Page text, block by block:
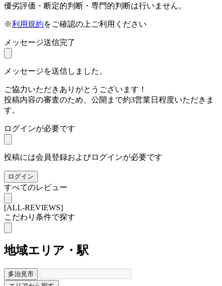
優劣評価・断定的判断・専門的判断は行いません。
※利用規約をご確認の上ご利用ください
メッセージ送信完了
メッセージを送信しました。
ご協力いただきありがとうございます！
投稿内容の審査のため、公開まで約3営業日程度いただきま
す。
ログインが必要です
投稿には会員登録およびログインが必要です
ログイン
すべてのレビュー
[ALL-REVIEWS]
こだわり条件で探す
地域エリア・駅
多治見市